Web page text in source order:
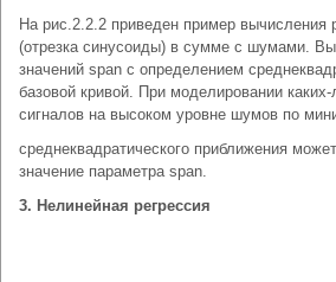
На рис.2.2.2 приведен пример вычисления
(отрезка синусоиды) в сумме с шумами.
значений span с определением
базовой кривой. При моделировании
сигналов на высоком уровне шумов по
среднеквадратического приближения
значение параметра span.
3. Нелинейная регрессия